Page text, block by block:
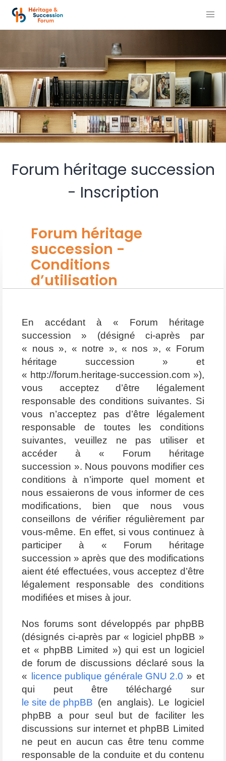
Forum héritage succession
- Inscription
Forum héritage
succession -
Conditions
d’utilisation
En accédant à « Forum héritage
succession » (désigné ci-après par
« nous », « notre », « nos », « Forum
héritage succession » et
« http://forum.heritage-succession.com »),
vous acceptez d’être légalement
responsable des conditions suivantes. Si
vous n’acceptez pas d’être légalement
responsable de toutes les conditions
suivantes, veuillez ne pas utiliser et
accéder à « Forum héritage
succession ». Nous pouvons modifier ces
conditions à n’importe quel moment et
nous essaierons de vous informer de ces
modifications, bien que nous vous
conseillons de vérifier régulièrement par
vous-même. En effet, si vous continuez à
participer à « Forum héritage
succession » après que des modifications
aient été effectuées, vous acceptez d’être
légalement responsable des conditions
modifiées et mises à jour.
Nos forums sont développés par phpBB
(désignés ci-après par « logiciel phpBB »
et « phpBB Limited ») qui est un logiciel
de forum de discussions déclaré sous la
«
licence publique générale GNU 2.0 » et
qui peut être téléchargé sur
le site de phpBB (en anglais). Le logiciel
phpBB a pour seul but de faciliter les
discussions sur internet et phpBB Limited
ne peut en aucun cas être tenu comme
responsable de la conduite et du contenu